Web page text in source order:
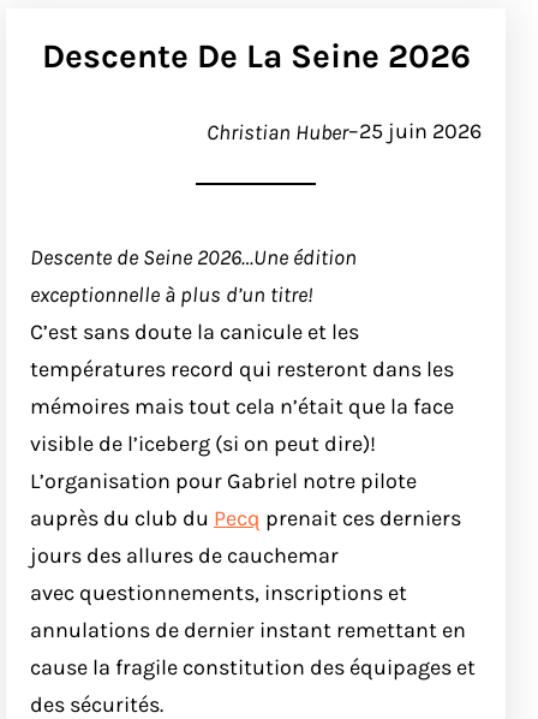
Descente De La Seine 2026
Christian Huber–25 juin 2026
Descente de Seine 2026…Une édition
exceptionnelle à plus d’un titre!
C’est sans doute la canicule et les
températures record qui resteront dans les
mémoires mais tout cela n’était que la face
visible de l’iceberg (si on peut dire)!
L’organisation pour Gabriel notre pilote
auprès du club du Pecq prenait ces derniers
jours des allures de cauchemar
avec questionnements, inscriptions et
annulations de dernier instant remettant en
cause la fragile constitution des équipages et
des sécurités.